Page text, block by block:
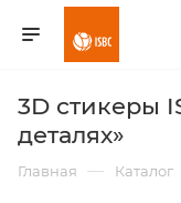
3D стикеры
деталях»
Главная — Каталог